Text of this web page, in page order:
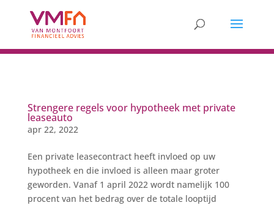
Strengere regels voor hypotheek met private
leaseauto
apr 22, 2022
Een private leasecontract heeft invloed op uw
hypotheek en die invloed is alleen maar groter
geworden. Vanaf 1 april 2022 wordt namelijk 100
procent van het bedrag over de totale looptijd